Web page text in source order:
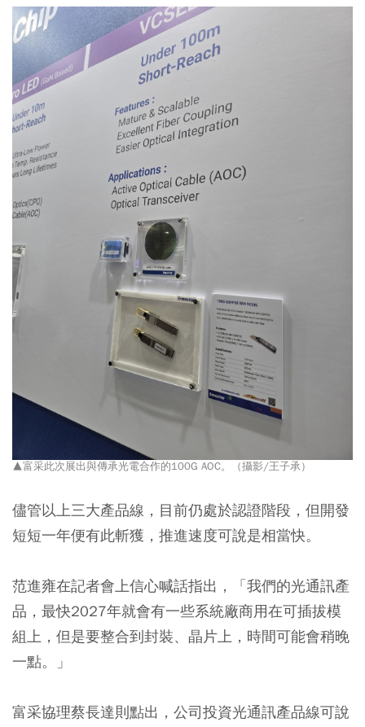
▲富采此次展出與傳承光電合作的100G AOC。（攝影/王子承）
儘管以上三大產品線，目前仍處於認證階段，但開發
短短一年便有此斬獲，推進速度可說是相當快。
范進雍在記者會上信心喊話指出，「我們的光通訊產
品，最快2027年就會有一些系統廠商用在可插拔模
組上，但是要整合到封裝、晶片上，時間可能會稍晚
一點。」
富采協理蔡長達則點出，公司投資光通訊產品線可說